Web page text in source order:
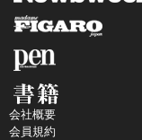
会社概要
会員規約